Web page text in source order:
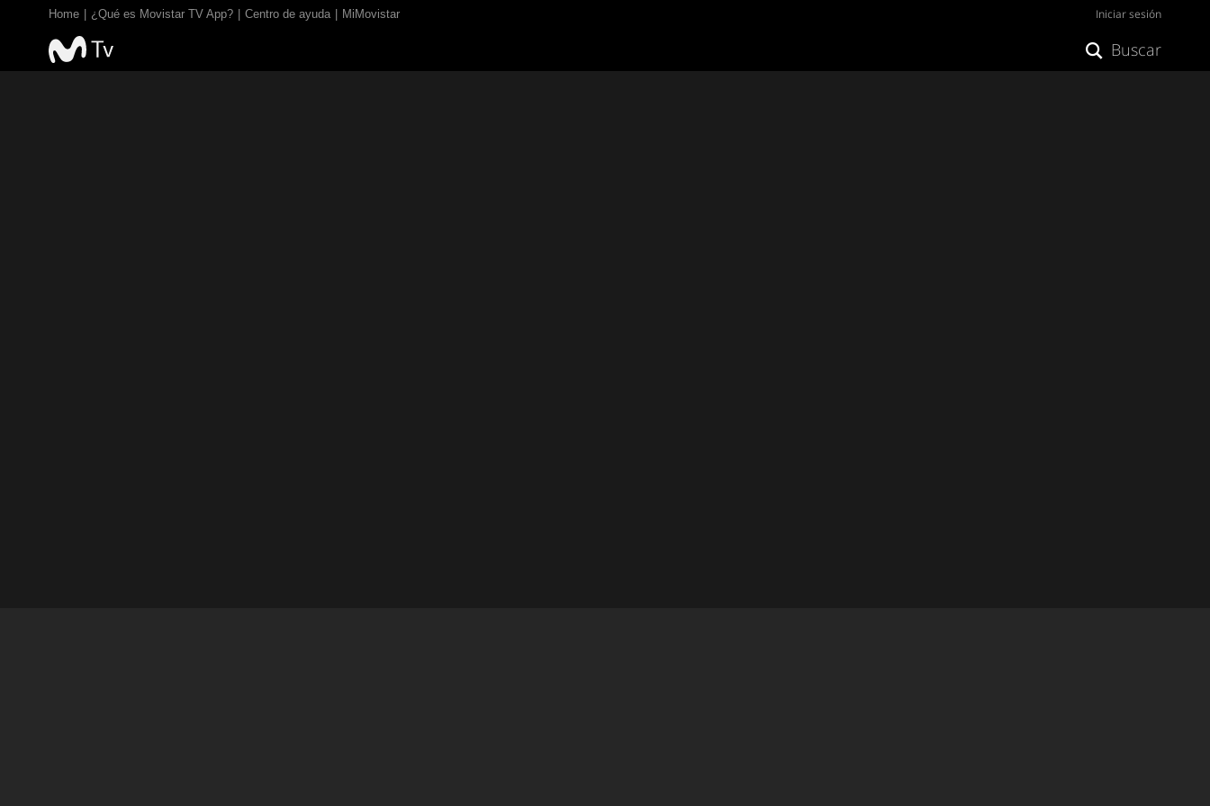
Home ¿Qué es Movistar TV App? Centro de ayuda MiMovistar Iniciar sesión
Buscar